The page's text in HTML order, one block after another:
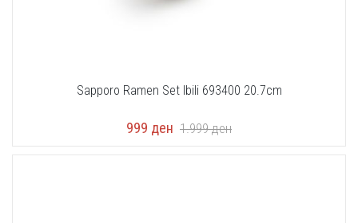
Sapporo Ramen Set Ibili 693400 20.7cm
999 ден 1.999ден